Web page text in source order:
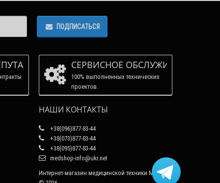
ПОДПИСАТЬСЯ
СЕРВИСНОЕ ОБСЛУЖИВАНИЕ
100% выполненных технических
проектов.
НАШИ КОНТАКТЫ
+38(096)877-83-44
+38(073)877-83-44
+38(095)877-83-44
medshop-info@ukr.net
Интернет-магазин медицинской техники Медшоп